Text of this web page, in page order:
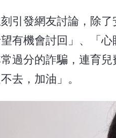
引發網友討論，除
有機會討回」、「
過分的詐騙，連育
去，加油」。